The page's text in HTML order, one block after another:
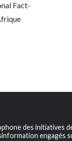
Fact-
des
engagés